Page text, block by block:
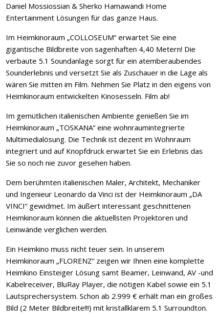
Daniel Mossiossian & Sherko Hamawandi Home
Entertainment Lösungen für das ganze Haus.
Im Heimkinoraum „COLLOSEUM“ erwartet Sie eine
gigantische Bildbreite von sagenhaften 4,40 Metern! Die
verbaute 5.1 Soundanlage sorgt für ein atemberaubendes
Sounderlebnis und versetzt Sie als Zuschauer in die Lage als
wären Sie mitten im Film. Nehmen Sie Platz in den eigens von
Heimkinoraum entwickelten Kinosesseln. Film ab!
Im gemütlichen italienischen Ambiente genießen Sie im
Heimkinoraum „TOSKANA“ eine wohnraumintegrierte
Multimedialösung. Die Technik ist dezent im Wohnraum
integriert und auf Knopfdruck erwartet Sie ein Erlebnis das
Sie so noch nie zuvor gesehen haben.
Dem berühmten italienischen Maler, Architekt, Mechaniker
und Ingenieur Leonardo da Vinci ist der Heimkinoraum „DA
VINCI“ gewidmet. Im äußert interessant geschnittenen
Heimkinoraum können die aktuellsten Projektoren und
Leinwände verglichen werden.
Ein Heimkino muss nicht teuer sein. In unserem
Heimkinoraum „FLORENZ“ zeigen wir Ihnen eine komplette
Heimkino Einsteiger Lösung samt Beamer, Leinwand, AV -und
Kabelreceiver, BluRay Player, die nötigen Kabel sowie ein 5.1
Lautsprechersystem. Schon ab 2.999 € erhält man ein großes
Bild (2 Meter Bildbreite!!!) mit kristallklarem 5.1 Surroundton.